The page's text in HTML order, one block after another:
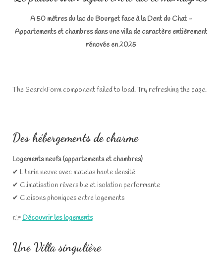
A 50 mètres du lacdu Bourget face à la Dent du Chat -
Appartements et chambres dans une villa de caractère entièrement
rénovée en 2025
The SearchForm component failed to load. Try refreshing the page.
Des hébergements de charme
Logements neufs (appartements et chambres)
✔ Literie neuve avec matelas haute densité
✔ Climatisation réversible et isolation performante
✔ Cloisons phoniques entre logements
👉 Découvrir les logements
Une Villa singulière